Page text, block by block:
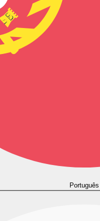
Português